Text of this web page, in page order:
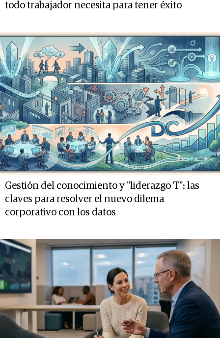
todo trabajador necesita para tener éxito
Gestión del conocimiento y "liderazgo T": las
claves para resolver el nuevo dilema
corporativo con los datos